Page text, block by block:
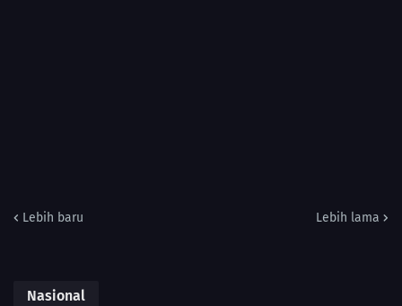
Lebih baru Lebih lama
Nasional